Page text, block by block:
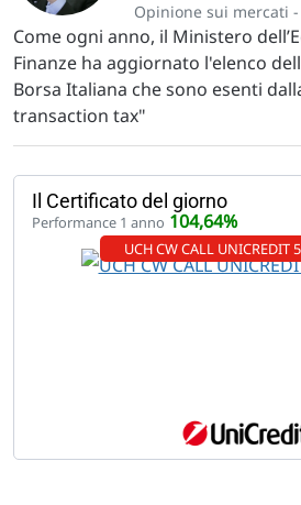
Opinione sui mercati -
Come ogni anno, il Ministero
Finanze ha aggiornato l'elenco
Borsa Italiana che sono esenti
transaction tax"
Il Certificato del giorno
Performance 1 anno 104,64%
UCH CW CALL UNICREDIT